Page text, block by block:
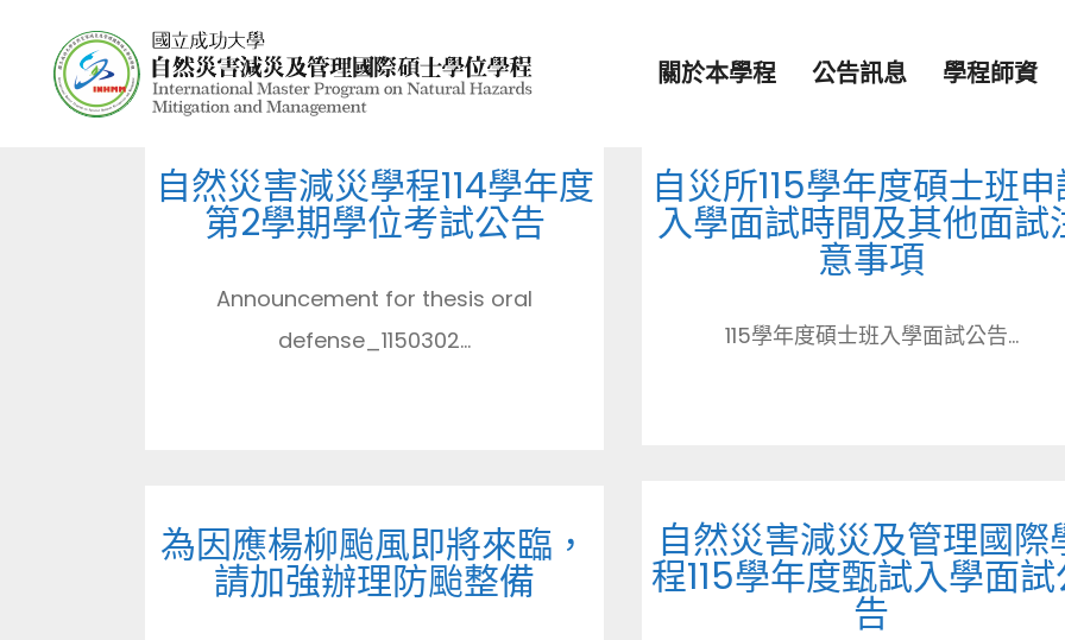
關於本學程 公告訊息 學程師資
自然災害減災學程114學年度
第2學期學位考試公告
Announcement for thesis oral
defense_1150302...
自災所115學年度碩士班
入學面試時間及其他面試
意事項
115學年度碩士班入學面試公告...
自然災害減災及管理國際
程115學年度甄試入學面
告
為因應楊柳颱風即將來臨，
請加強辦理防颱整備